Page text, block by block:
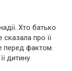
Хто батько
сказала про її
перед фактом.
дитину.